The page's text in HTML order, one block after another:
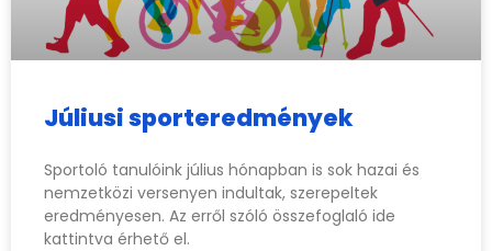
Júliusi sporteredmények
Sportoló tanulóink július hónapban is sok hazai és
nemzetközi versenyen indultak, szerepeltek
eredményesen. Az erről szóló összefoglaló ide
kattintva érhető el.